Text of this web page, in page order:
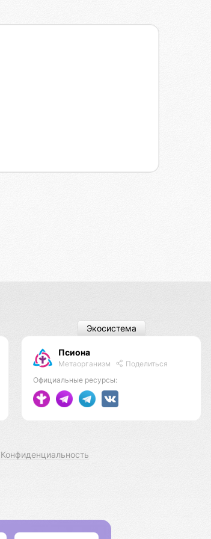
Псиона
Метаорганизм
Поделиться
Официальные ресурсы:
Экосистема
Конфиденциальность